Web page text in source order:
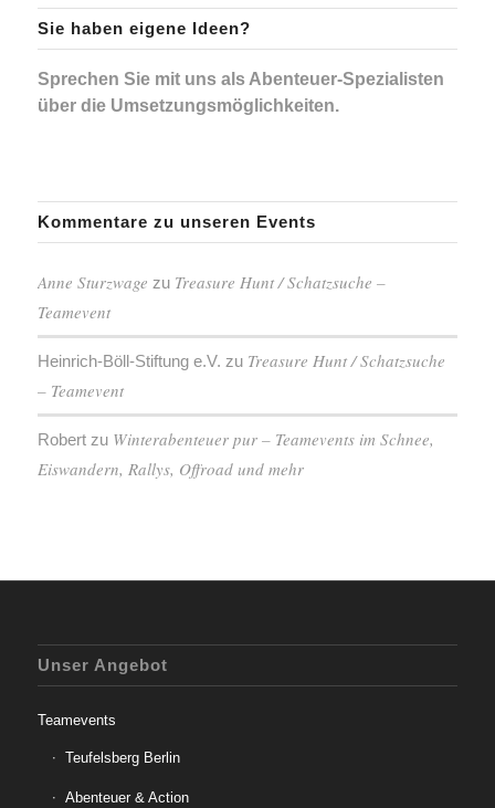
Sie haben eigene Ideen?
Sprechen Sie mit uns als Abenteuer-Spezialisten
über die Umsetzungsmöglichkeiten.
Kommentare zu unseren Events
Anne Sturzwage zu Treasure Hunt / Schatzsuche –
Teamevent
Heinrich-Böll-Stiftung e.V. zu Treasure Hunt / Schatzsuche
– Teamevent
Robertzu Winterabenteuer pur – Teamevents im Schnee,
Eiswandern, Rallys, Offroad und mehr
Unser Angebot
Teamevents
Teufelsberg Berlin
Abenteuer & Action